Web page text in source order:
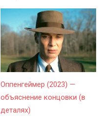
Оппенгеймер (2023) —
объяснение концовки (в
деталях)